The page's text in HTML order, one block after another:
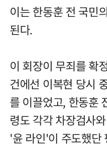
이는 한동훈 전 국민
된다.
이 회장이 무죄를 확
건에선 이복현 당시
를 이끌었고, 한동훈
령도 각각 차장검사
'윤 라인'이 주도했단